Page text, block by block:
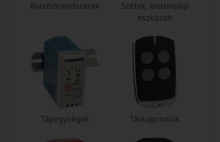
Riasztórendszerek
Széfek, biztonsági
eszközök
Tápegységek Távkapcsolók